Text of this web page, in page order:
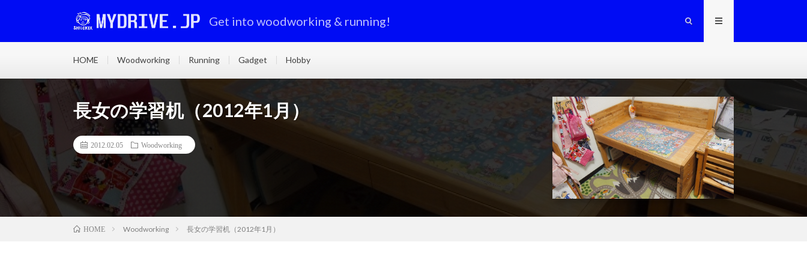
Get into woodworking & running!
HOME Woodworking Running Gadget Hobby
長女の学習机（2012年1月）
2012.02.05 Woodworking
HOME Woodworking 長女の学習机（2012年1月）